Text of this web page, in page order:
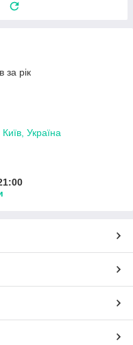
за рік
Україна